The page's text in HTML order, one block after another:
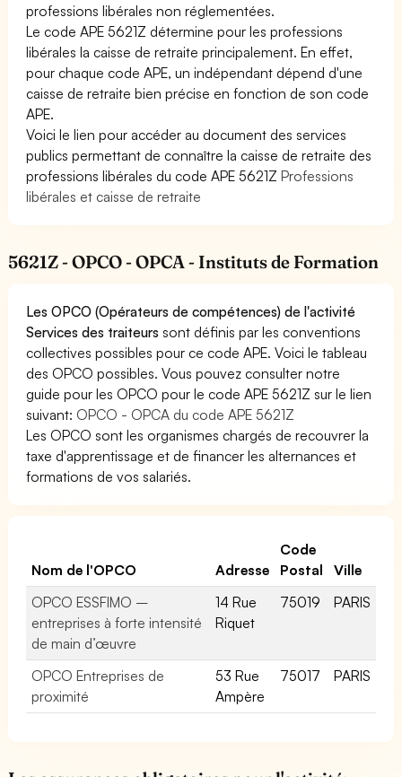
professions libérales non réglementées.
Le code APE 5621Z détermine pour les professions
libérales la caisse de retraite principalement. En effet,
pour chaque code APE, un indépendant dépend d'une
caisse de retraite bien précise en fonction de son code
APE.
Voici le lien pour accéder au document des services
publics permettant de connaître la caisse de retraite des
professions libérales du code APE 5621ZProfessions
libérales et caisse de retraite
5621Z - OPCO - OPCA - Instituts de Formation
Les OPCO (Opérateurs de compétences) de l'activité
Services des traiteurs sont définis par les conventions
collectives possibles pour ce code APE. Voici le tableau
des OPCO possibles. Vous pouvez consulter notre
guide pour les OPCO pour le code APE 5621Z sur le lien
suivant: OPCO - OPCA du code APE 5621Z
Les OPCO sont les organismes chargés de recouvrer la
taxe d'apprentissage et de financer les alternances et
formations de vos salariés.
Nom de l'OPCO Adresse
Code
Postal
Ville
OPCO ESSFIMO –
entreprises à forte intensité
de main d’œuvre
14 Rue
Riquet
75019 PARIS
OPCO Entreprises de
proximité
53 Rue
Ampère
75017 PARIS